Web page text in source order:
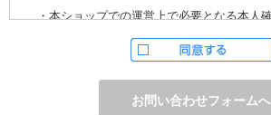
・本ショップでの運営上で必要となる本人
ただし、お申し込みフォーム上でご希望の
・電子メール、ダイレクトメールなどによ
（1）ご提供情報の分野